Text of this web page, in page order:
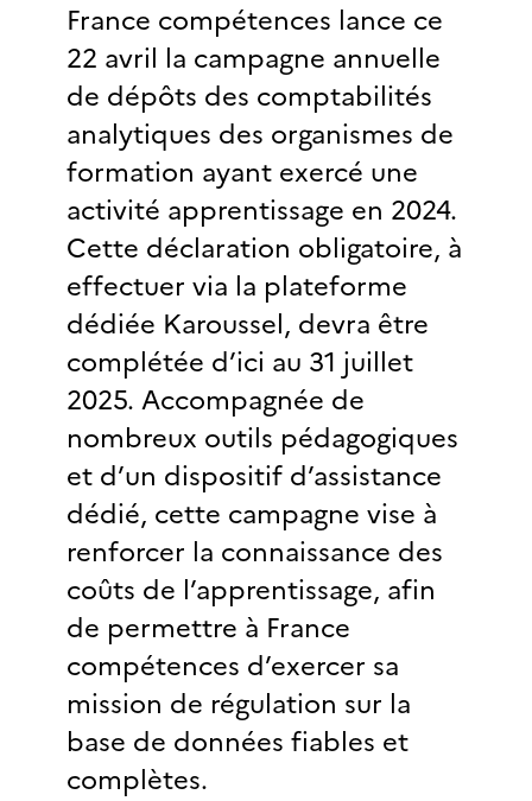
France compétences lance ce
22 avril la campagne annuelle
de dépôts des comptabilités
analytiques des organismes de
formation ayant exercé une
activité apprentissage en 2024.
Cette déclaration obligatoire, à
effectuer via la plateforme
dédiée Karoussel, devra être
complétée d’ici au 31 juillet
2025. Accompagnée de
nombreux outils pédagogiques
et d’un dispositif d’assistance
dédié, cette campagne vise à
renforcer la connaissance des
coûts de l’apprentissage, afin
de permettre à France
compétences d’exercer sa
mission de régulation sur la
base de données fiables et
complètes.